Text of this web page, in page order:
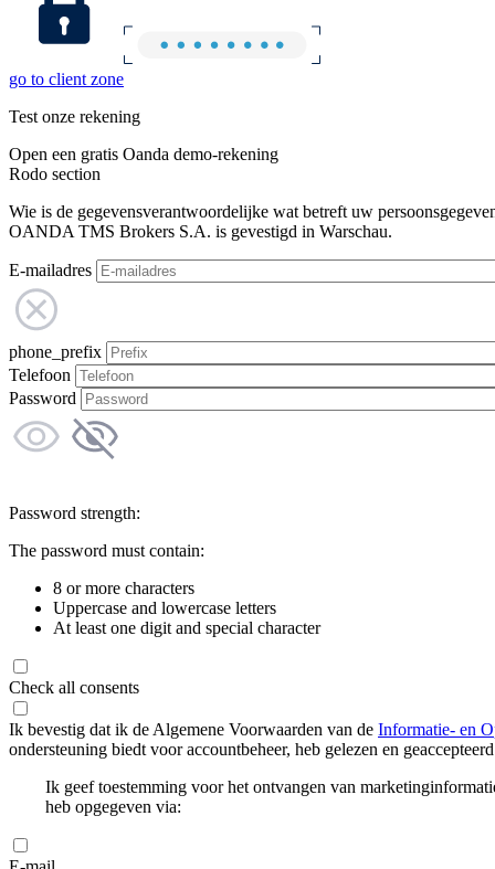
go to client zone
Test onze rekening
Open een gratis Oanda demo-rekening
Rodo section
Wie is de gegevensverantwoordelijke wat betreft uw
OANDA TMS Brokers S.A. is gevestigd in Warschau.
E-mailadres
phone_prefix
Telefoon
Password
Password strength:
The password must contain:
8 or more characters
Uppercase and lowercase letters
At least one digit and special character
Check all consents
Ik bevestig dat ik de Algemene Voorwaarden van de Informatie- en
ondersteuning biedt voor accountbeheer, heb gelezen en
Ik geef toestemming voor het ontvangen van
heb opgegeven via: